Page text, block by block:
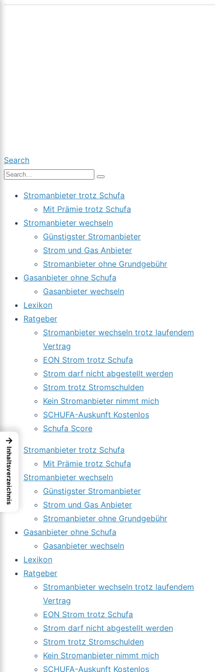
Search
Stromanbieter trotz Schufa
Mit Prämie trotz Schufa
Stromanbieter wechseln
Günstigster Stromanbieter
Strom und Gas Anbieter
Stromanbieter ohne Grundgebühr
Gasanbieter ohne Schufa
Gasanbieter wechseln
Lexikon
Ratgeber
Stromanbieter wechseln trotz laufendem
Vertrag
EON Strom trotz Schufa
Strom darf nicht abgestellt werden
Strom trotz Stromschulden
Kein Stromanbieter nimmt mich
SCHUFA-Auskunft Kostenlos
Schufa Score
Stromanbieter trotz Schufa
Mit Prämie trotz Schufa
Stromanbieter wechseln
Günstigster Stromanbieter
Strom und Gas Anbieter
Stromanbieter ohne Grundgebühr
Gasanbieter ohne Schufa
Gasanbieter wechseln
Lexikon
Ratgeber
Stromanbieter wechseln trotz laufendem
Vertrag
EON Strom trotz Schufa
Strom darf nicht abgestellt werden
Strom trotz Stromschulden
Kein Stromanbieter nimmt mich
SCHUFA-Auskunft Kostenlos
→
Inhaltsverzeichnis